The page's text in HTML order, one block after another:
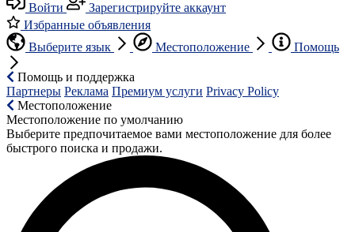
Войти
Зарегистрируйте аккаунт
Избранные объявления
Выберите язык
Местоположение Помощь
Помощь и поддержка
Партнеры Реклама Премиум услуги Privacy Policy
Местоположение
Местоположение по умолчанию
Выберите предпочитаемое вами местоположение для более
быстрого поиска и продажи.